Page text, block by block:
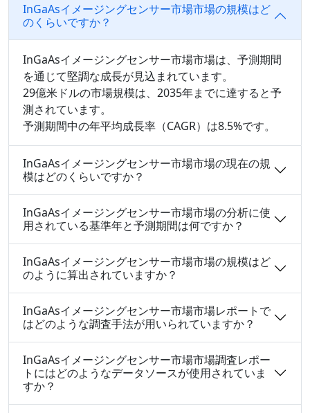
InGaAsイメージングセンサー市場市場の規模はど
のくらいですか？
InGaAsイメージングセンサー市場市場は、予測期間
を通じて堅調な成長が見込まれています。
29億米ドルの市場規模は、2035年までに達すると予
測されています。
予測期間中の年平均成長率（CAGR）は8.5%です。
InGaAsイメージングセンサー市場市場の現在の規
模はどのくらいですか？
InGaAsイメージングセンサー市場市場の分析に使
用されている基準年と予測期間は何ですか？
InGaAsイメージングセンサー市場市場の規模はど
のように算出されていますか？
InGaAsイメージングセンサー市場市場レポートで
はどのような調査手法が用いられていますか？
InGaAsイメージングセンサー市場市場調査レポー
トにはどのようなデータソースが使用されていま
すか？